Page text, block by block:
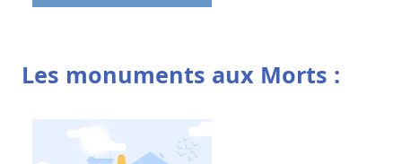
Les monuments aux Morts :